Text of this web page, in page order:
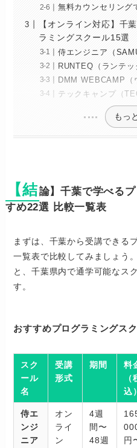
無料カウンセリング
【オンライン対応】千
ラミングスクール15選
侍エンジニア（
RUNTEQ（ランテッ
DMM WEBCAMP（
テックキャンプ（
もっ
【結論】千葉で学べる
すめ22選 比較一覧表
まずは、千葉から受講できる
一覧表で比較してみましょう
と、千葉県内で通学可能なス
す。
おすすめプログラミングス
スク
ール
名
受講
形式
期間
料
（
込）
侍エ
ンジ
ニア
オン
ライ
ン
4週
間〜
48週
円